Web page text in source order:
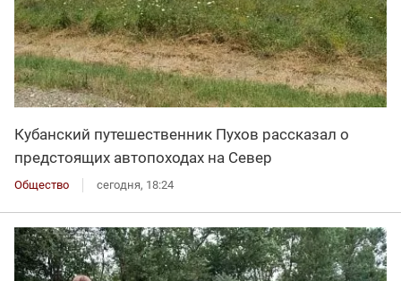
Кубанский путешественник Пухов рассказал о
предстоящих автопоходах на Север
Общество сегодня, 18:24